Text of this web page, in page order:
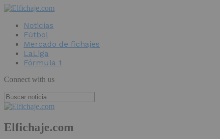
Noticias
Fútbol
Mercado de fichajes
LaLiga
Fórmula 1
Connect with us
Elfichaje.com